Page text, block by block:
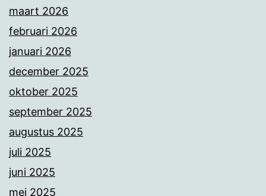
maart 2026
februari 2026
januari 2026
december 2025
oktober 2025
september 2025
augustus 2025
juli 2025
juni 2025
mei 2025